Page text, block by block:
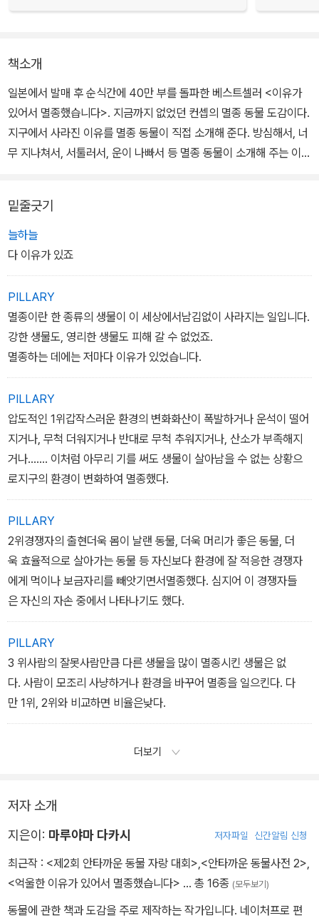
책소개
일본에서 발매 후 순식간에 40만 부를 돌파한 베스트셀러 <이유가
있어서 멸종했습니다>. 지금까지 없었던 컨셉의 멸종 동물 도감이다.
지구에서 사라진 이유를 멸종 동물이 직접 소개해 준다. 방심해서, 너
무 지나쳐서, 서툴러서, 운이 나빠서 등 멸종 동물이 소개해 주는 이유
웃프다는 말은 이럴 때 사용하는 것이 아닐까 싶을 만큼, 재미있고 안
타까운 70종의 멸종 동물 이야기가 펼쳐진다. 그 이야기를 들어주고
기억해 주는 것이 우리가 멸종 동물에게 해 줄 수 있는 일이 아닐까.
이 책은 지금 지구상의 동물들과 어울려 살아가는 방법을 생각해 보
게끔 이끌어 준다.
밑줄긋기
늘하늘
다 이유가 있죠
PILLARY
멸종이란 한 종류의 생물이 이 세상에서남김없이 사라지는 일입니다.
강한 생물도, 영리한 생물도 피해 갈 수 없었죠.
멸종하는 데에는 저마다 이유가 있었습니다.
PILLARY
압도적인 1위갑작스러운 환경의 변화화산이 폭발하거나 운석이 떨어
지거나, 무척 더워지거나 반대로 무척 추워지거나, 산소가 부족해지
거나……. 이처럼 아무리 기를 써도 생물이 살아남을 수 없는 상황으
로지구의 환경이 변화하여 멸종했다.
PILLARY
2위경쟁자의 출현더욱 몸이 날랜 동물, 더욱 머리가 좋은 동물, 더
욱 효율적으로 살아가는 동물 등 자신보다 환경에 잘 적응한 경쟁자
에게 먹이나 보금자리를 빼앗기면서멸종했다. 심지어 이 경쟁자들
은 자신의 자손 중에서 나타나기도 했다.
PILLARY
3 위사람의 잘못사람만큼 다른 생물을 많이 멸종시킨 생물은 없
다. 사람이 모조리 사냥하거나 환경을 바꾸어 멸종을 일으킨다. 다
만 1위, 2위와 비교하면 비율은낮다.
더보기
저자 소개
지은이: 마루야마 다카시 저자파일 신간알림 신청
최근작 : <제2회 안타까운 동물 자랑 대회> <안타까운 동물사전 2>
<억울한 이유가 있어서 멸종했습니다> … 총 16종 (모두보기)
동물에 관한 책과 도감을 주로 제작하는 작가입니다. 네이처프로 편